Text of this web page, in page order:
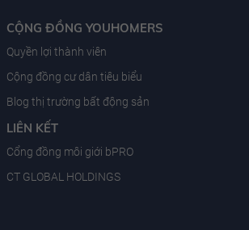
CỘNG ĐỒNG YOUHOMERS
Quyền lợi thành viên
Cộng đồng cư dân tiêu biểu
Blog thị trường bất động sản
LIÊN KẾT
Cổng đồng môi giới bPRO
CT GLOBAL HOLDINGS